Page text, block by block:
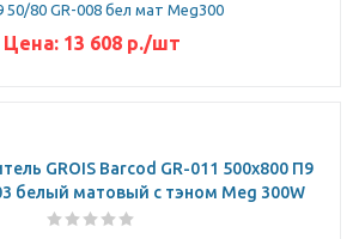
80 GR-008 бел мат Meg300
Цена: 13 608р./шт
GROIS Barcod GR-011 500х800 П9
белый матовый с тэном Meg 300W